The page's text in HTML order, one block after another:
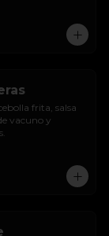
frita, salsa
vacuno y